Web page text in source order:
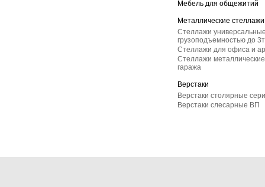
Мебель для общежитий
Металлические стеллажи
Стеллажи
грузоподъемностью до
Стеллажи для офиса и
Стеллажи
гаража
Верстаки
Верстаки столярные
Верстаки слесарные ВП